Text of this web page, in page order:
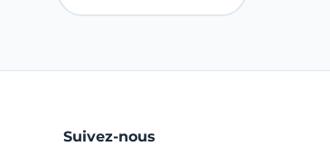
Suivez-nous